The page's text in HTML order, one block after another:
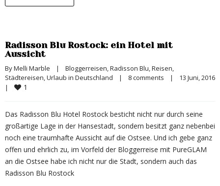
Radisson Blu Rostock: ein Hotel mit
Aussicht
By Melli Marble | Bloggerreisen, Radisson Blu, Reisen
Städtereisen, Urlaub in Deutschland | 8 comments |
|
1
Das Radisson Blu Hotel Rostock besticht nicht nur durch seine
großartige Lage in der Hansestadt, sondern besitzt ganz nebenbei
noch eine traumhafte Aussicht auf die Ostsee. Und ich gebe ganz
offen und ehrlich zu, im Vorfeld der Bloggerreise mit PureGLAM
an die Ostsee habe ich nicht nur die Stadt, sondern auch das
Radisson Blu Rostock